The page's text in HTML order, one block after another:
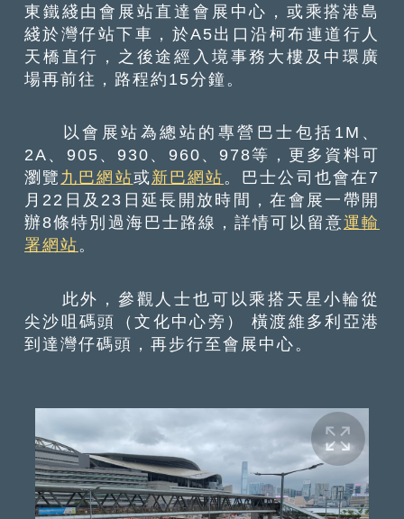
東鐵綫由會展站直達會展中心，或乘搭港島
綫於灣仔站下車，於A5出口沿柯布連道行人
天橋直行，之後途經入境事務大樓及中環廣
場再前往，路程約15分鐘。
以會展站為總站的專營巴士包括1M、
2A、905、930、960、978等，更多資料可
瀏覽九巴網站或新巴網站。巴士公司也會在7
月22日及23日延長開放時間，在會展一帶開
辦8條特別過海巴士路線，詳情可以留意運輸
署網站。
此外，參觀人士也可以乘搭天星小輪從
尖沙咀碼頭（文化中心旁） 橫渡維多利亞港
到達灣仔碼頭，再步行至會展中心。